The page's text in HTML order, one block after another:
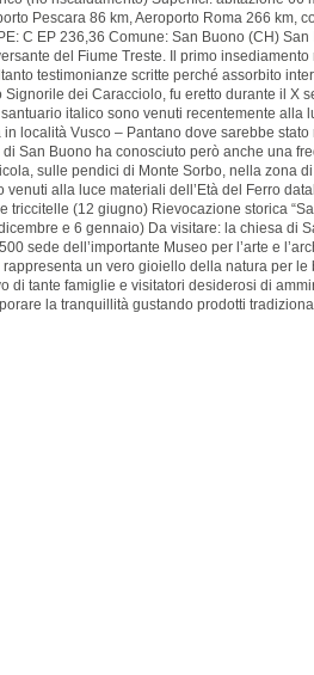
Pescara 86 km, Aeroporto Roma 266 km,
C EP 236,36 Comune: San Buono (CH)
del Fiume Treste. Il primo
testimonianze scritte perché assorbito
Signorile dei Caracciolo, fu eretto durante il X
italico sono venuti recentemente alla
località Vusco – Pantano dove sarebbe
San Buono ha conosciuto però anche una
sulle pendici di Monte Sorbo, nella zona
alla luce materiali dell’Età del Ferro
triccitelle (12 giugno) Rievocazione storica
e 6 gennaio) Da visitare: la chiesa di
sede dell’importante Museo per l’arte e
un vero gioiello della natura per
di tante famiglie e visitatori desiderosi di
la tranquillità gustando prodotti